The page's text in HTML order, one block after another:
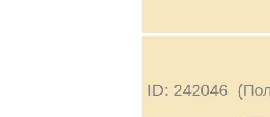
ID: 242046